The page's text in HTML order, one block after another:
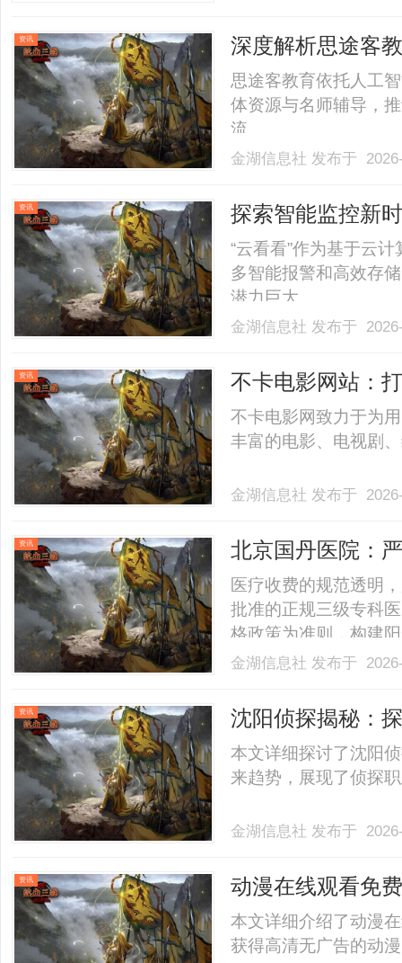
间追踪的重要性1.提
了.........
资讯 深度解析思途客
思途客教育依托人工
体资源与名师辅导，
流。......
金湖信息社 发布于
资讯
探索智能监控新
用前景
“云看看”作为基于云
多智能报警和高效存
潜力巨大。......
金湖信息社 发布于
资讯 不卡电影网站：
不卡电影网致力于为
丰富的电影、电视剧
金湖信息社 发布于
资讯
北京国丹医院：
者就医权益
医疗收费的规范透明
批准的正规三级专科
格政策为准则，构建
信与合规赢得患者信
疗效的前提下精简非
费.........
金湖信息社 发布于
资讯
沈阳侦探揭秘：
展现状
本文详细探讨了沈阳
来趋势，展现了侦探
金湖信息社 发布于
资讯
动漫在线观看免
佳平台推荐
本文详细介绍了动漫
获得高清无广告的动